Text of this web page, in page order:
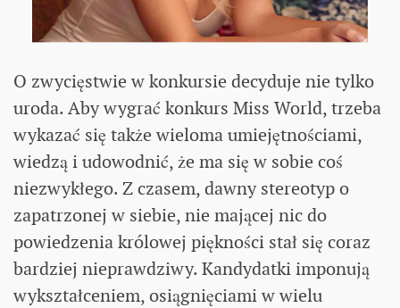
O zwycięstwie w konkursie decyduje nie tylko
uroda. Aby wygrać konkurs Miss World, trzeba
wykazać się także wieloma umiejętnościami,
wiedzą i udowodnić, że ma się w sobie coś
niezwykłego. Z czasem, dawny stereotyp o
zapatrzonej w siebie, nie mającej nic do
powiedzenia królowej piękności stał się coraz
bardziej nieprawdziwy. Kandydatki imponują
wykształceniem, osiągnięciami w wielu